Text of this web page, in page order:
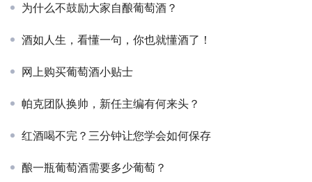
为什么不鼓励大家自酿葡萄酒？
酒如人生，看懂一句，你也就懂酒了！
网上购买葡萄酒小贴士
帕克团队换帅，新任主编有何来头？
红酒喝不完？三分钟让您学会如何保存
酿一瓶葡萄酒需要多少葡萄？